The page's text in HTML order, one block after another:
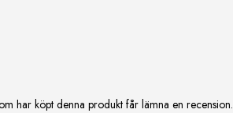
har köpt denna produkt får lämna en recension.